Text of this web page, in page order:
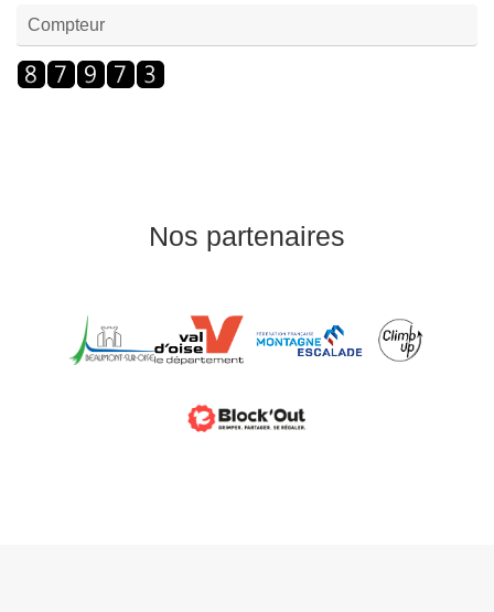
Compteur
Nos partenaires